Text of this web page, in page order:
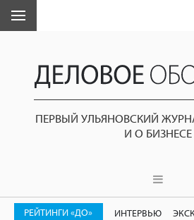
ПЕРВЫЙ УЛЬЯНОВСКИЙ
И О БИЗНЕСЕ
РЕЙТИНГИ «ДО» ИНТЕРВЬЮ